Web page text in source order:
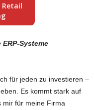
Systeme
für jeden zu investieren –
Es kommt stark auf
mir für meine Firma